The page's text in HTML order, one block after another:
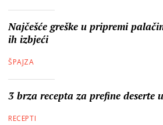
Najčešće greške u pripremi
ih izbjeći
ŠPAJZA
3 brza recepta za prefine deserte
RECEPTI